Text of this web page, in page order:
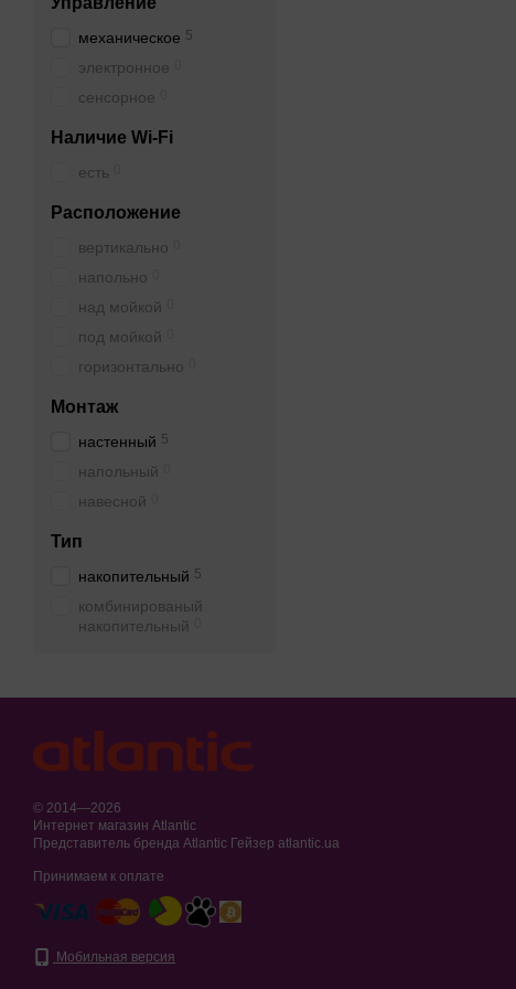
механическое 5
электронное
сенсорное
Наличие Wi-Fi
есть
Расположение
вертикально
напольно
над мойкой
под мойкой
горизонтально
Монтаж
настенный 5
напольный
навесной
Тип
накопительный 5
комбинированый
накопительный
© 2014—2026
Интернет магазин Atlantic
Представитель бренда Atlantic Гейзер atlantic.ua
Принимаем к оплате
Мобильная версия